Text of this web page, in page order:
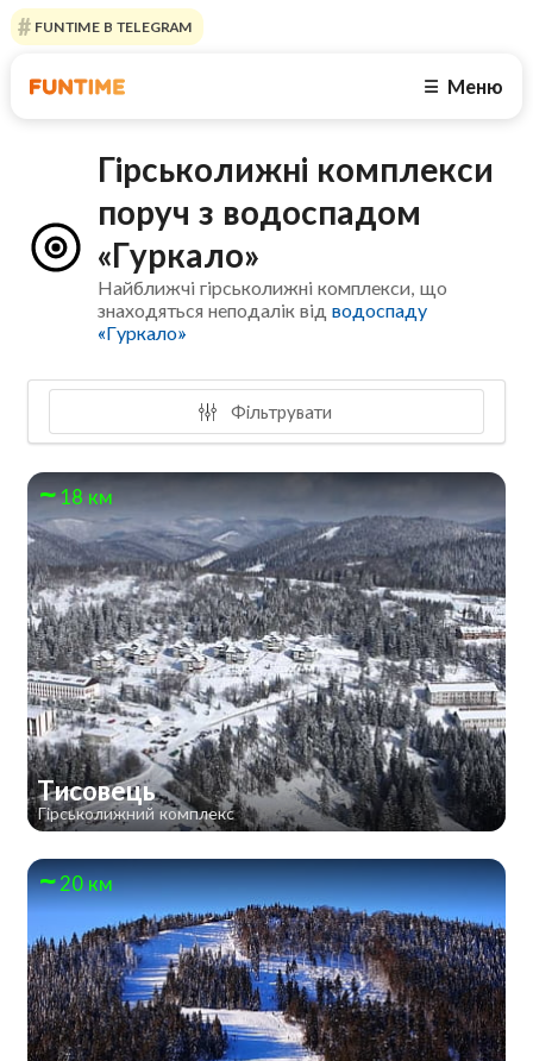
FUNTIME В TELEGRAM
☰ Меню
Гірськолижні комплекси
поруч з водоспадом
«Гуркало»
Найближчі гірськолижні комплекси, що
знаходяться неподалік відводоспаду
«Гуркало»
Фільтрувати
18 км
Тисовець
Гірськолижний комплекс
20 км